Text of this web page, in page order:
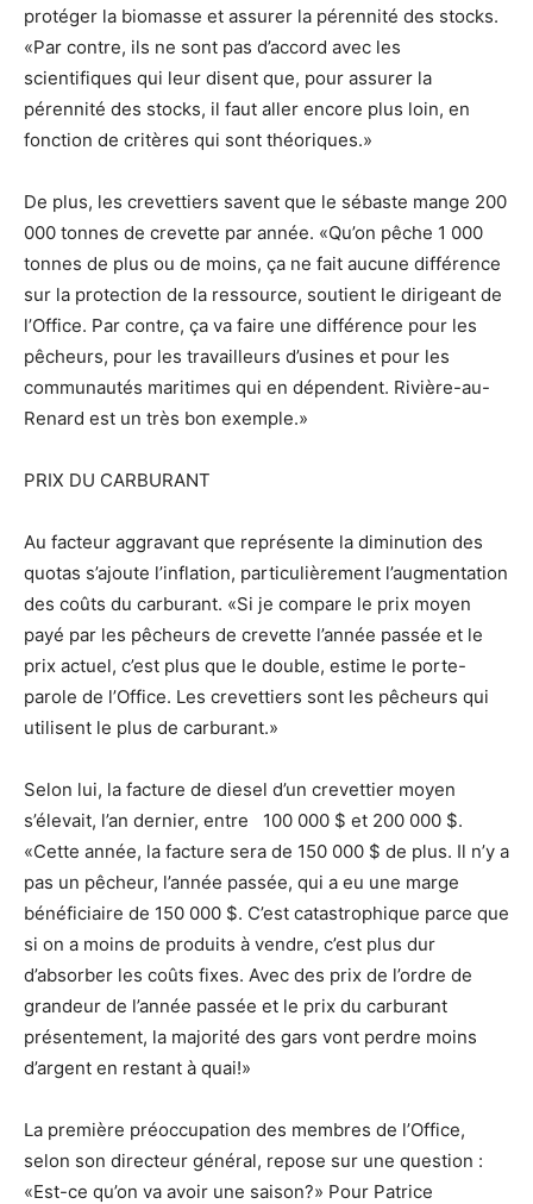
protéger la biomasse et assurer la pérennité des stocks.
«Par contre, ils ne sont pas d’accord avec les
scientifiques qui leur disent que, pour assurer la
pérennité des stocks, il faut aller encore plus loin, en
fonction de critères qui sont théoriques.»
De plus, les crevettiers savent que le sébaste mange 200
000 tonnes de crevette par année. «Qu’on pêche 1 000
tonnes de plus ou de moins, ça ne fait aucune différence
sur la protection de la ressource, soutient le dirigeant de
l’Office. Par contre, ça va faire une différence pour les
pêcheurs, pour les travailleurs d’usines et pour les
communautés maritimes qui en dépendent. Rivière-au-
Renard est un très bon exemple.»
PRIX DU CARBURANT
Au facteur aggravant que représente la diminution des
quotas s’ajoute l’inflation, particulièrement l’augmentation
des coûts du carburant. «Si je compare le prix moyen
payé par les pêcheurs de crevette l’année passée et le
prix actuel, c’est plus que le double, estime le porte-
parole de l’Office. Les crevettiers sont les pêcheurs qui
utilisent le plus de carburant.»
Selon lui, la facture de diesel d’un crevettier moyen
s’élevait, l’an dernier, entre 100 000 $ et 200 000 $.
«Cette année, la facture sera de 150 000 $ de plus. Il n’y a
pas un pêcheur, l’année passée, qui a eu une marge
bénéficiaire de 150 000 $. C’est catastrophique parce que
si on a moins de produits à vendre, c’est plus dur
d’absorber les coûts fixes. Avec des prix de l’ordre de
grandeur de l’année passée et le prix du carburant
présentement, la majorité des gars vont perdre moins
d’argent en restant à quai!»
La première préoccupation des membres de l’Office,
selon son directeur général, repose sur une question :
«Est-ce qu’on va avoir une saison?» Pour Patrice